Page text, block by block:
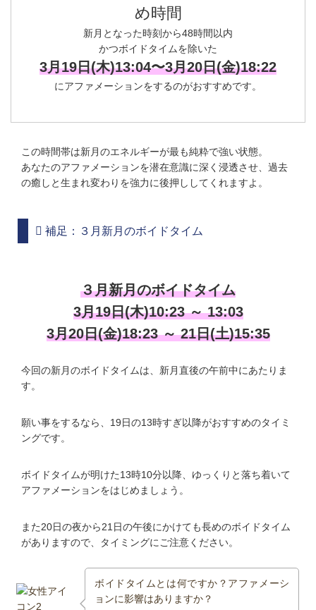
め時間
新月となった時刻から48時間以内
かつボイドタイムを除いた
3月19日(木)13:04〜3月20日(金)18:22
にアファメーションをするのがおすすめです。
この時間帯は新月のエネルギーが最も純粋で強い状態。
あなたのアファメーションを潜在意識に深く浸透させ、過去
の癒しと生まれ変わりを強力に後押ししてくれますよ。
補足：３月新月のボイドタイム
３月新月のボイドタイム
3月19日(木)10:23 ～ 13:03
3月20日(金)18:23 ～ 21日(土)15:35
今回の新月のボイドタイムは、新月直後の午前中にあたりま
す。
願い事をするなら、19日の13時すぎ以降がおすすめのタイミ
ングです。
ボイドタイムが明けた13時10分以降、ゆっくりと落ち着いて
アファメーションをはじめましょう。
また20日の夜から21日の午後にかけても長めのボイドタイム
がありますので、タイミングにご注意ください。
ボイドタイムとは何ですか？アファメーシ
ョンに影響はありますか？